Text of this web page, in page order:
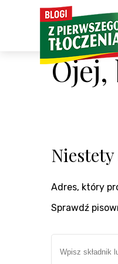
Ojej,
Adres, który
Sprawdź